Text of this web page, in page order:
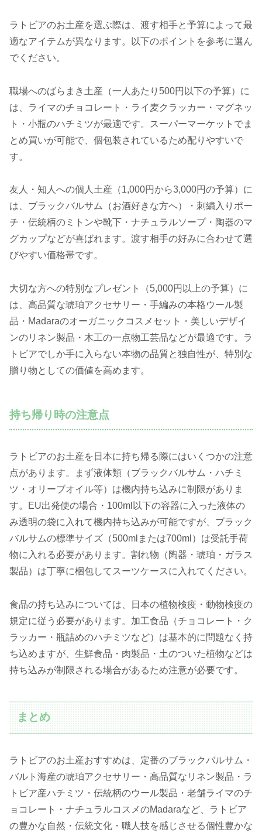
ラトビアのお土産を選ぶ際は、渡す相手と予算によって最
適なアイテムが異なります。以下のポイントを参考に選ん
でください。
職場へのばらまき土産（一人あたり500円以下の予算）に
は、ライマのチョコレート・ライ麦クラッカー・マグネッ
ト・小瓶のハチミツが最適です。スーパーマーケットでま
とめ買いが可能で、個包装されているため配りやすいで
す。
友人・知人への個人土産（1,000円から3,000円の予算）に
は、ブラックバルサム（お酒好きな方へ）・刺繍入りポー
チ・伝統柄のミトンや靴下・ナチュラルソープ・陶器のマ
グカップなどが喜ばれます。渡す相手の好みに合わせて選
びやすい価格帯です。
大切な方への特別なプレゼント（5,000円以上の予算）に
は、高品質な琥珀アクセサリー・手編みの本格ウール製
品・Madaraのオーガニックコスメセット・美しいデザイ
ンのリネン製品・木工の一点物工芸品などが最適です。ラ
トビアでしか手に入らない本物の品質と独自性が、特別な
贈り物としての価値を高めます。
持ち帰り時の注意点
ラトビアのお土産を日本に持ち帰る際にはいくつかの注意
点があります。まず液体類（ブラックバルサム・ハチミ
ツ・オリーブオイル等）は機内持ち込みに制限がありま
す。EU出発便の場合・100ml以下の容器に入った液体の
み透明の袋に入れて機内持ち込みが可能ですが、ブラック
バルサムの標準サイズ（500mlまたは700ml）は受託手荷
物に入れる必要があります。割れ物（陶器・琥珀・ガラス
製品）は丁寧に梱包してスーツケースに入れてください。
食品の持ち込みについては、日本の植物検疫・動物検疫の
規定に従う必要があります。加工食品（チョコレート・ク
ラッカー・瓶詰めのハチミツなど）は基本的に問題なく持
ち込めますが、生鮮食品・肉製品・土のついた植物などは
持ち込みが制限される場合があるため注意が必要です。
まとめ
ラトビアのお土産おすすめは、定番のブラックバルサム・
バルト海産の琥珀アクセサリー・高品質なリネン製品・ラ
トビア産ハチミツ・伝統柄のウール製品・老舗ライマのチ
ョコレート・ナチュラルコスメのMadaraなど、ラトビア
の豊かな自然・伝統文化・職人技を感じさせる個性豊かな